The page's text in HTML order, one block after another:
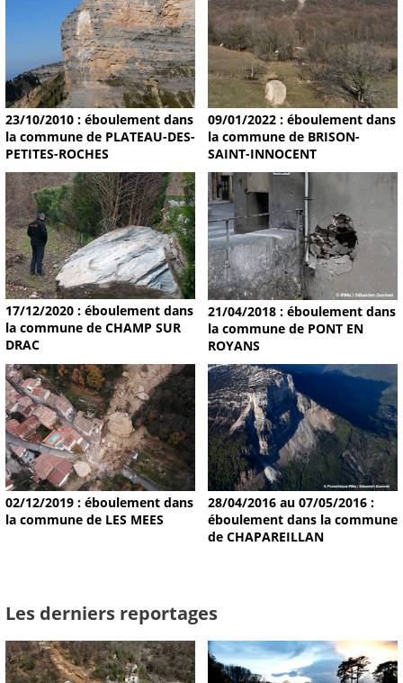
23/10/2010 : éboulement dans
la commune de PLATEAU-DES-
PETITES-ROCHES
09/01/2022 : éboulement dans
la commune de BRISON-
SAINT-INNOCENT
17/12/2020 : éboulement dans
la commune de CHAMP SUR
DRAC
21/04/2018 : éboulement dans
la commune de PONT EN
ROYANS
02/12/2019 : éboulement dans
la commune de LES MEES
28/04/2016 au 07/05/2016 :
éboulement dans la commune
de CHAPAREILLAN
Les derniers reportages